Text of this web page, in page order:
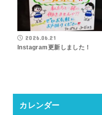
2026.06.21
Instagram更新しました！
カレンダー